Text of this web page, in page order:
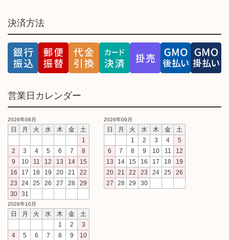
決済方法
営業日カレンダー
2026年08月
日 月 火 水 木 金
土
1
2
3 4 5 6 7
8
9
10 11 12 13 14
15
16
17 18 19 20 21
22
23
24 25 26 27 28
29
30
31
2026年09月
日 月 火 水 木 金
土
1
2 3 4
5
6
7 8 9 10 11
12
13
14 15 16 17 18
19
20
21 22 23 24 25
26
27
28 29 30
2026年10月
日 月 火 水 木 金
土
1
2
3
4
5 6 7 8 9 10